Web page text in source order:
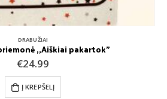
DRABUŽIAI
,,Aiškiai pakartok”
€24.99
Į KREPŠELĮ